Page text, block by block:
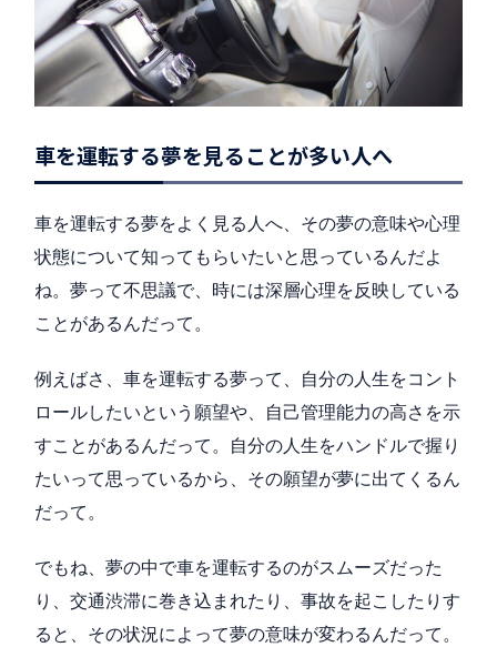
車を運転する夢を見ることが多い人へ
車を運転する夢をよく見る人へ、その夢の意味や心理
状態について知ってもらいたいと思っているんだよ
ね。夢って不思議で、時には深層心理を反映している
ことがあるんだって。
例えばさ、車を運転する夢って、自分の人生をコント
ロールしたいという願望や、自己管理能力の高さを示
すことがあるんだって。自分の人生をハンドルで握り
たいって思っているから、その願望が夢に出てくるん
だって。
でもね、夢の中で車を運転するのがスムーズだった
り、交通渋滞に巻き込まれたり、事故を起こしたりす
ると、その状況によって夢の意味が変わるんだって。